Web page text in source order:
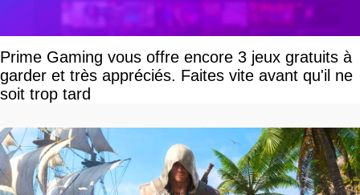
Prime Gaming vous offre encore 3 jeux gratuits à
garder et très appréciés. Faites vite avant qu'il ne
soit trop tard